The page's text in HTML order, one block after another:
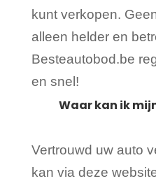
kunt verkopen.
alleen helder en
Besteautobod.be
en snel!
Waar kan ik
Vertrouwd uw auto
kan via deze